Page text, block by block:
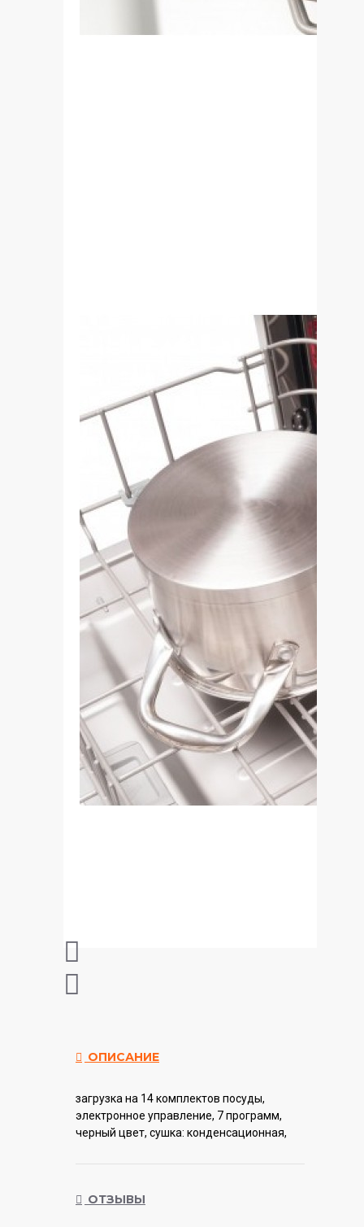
ОПИСАНИЕ
загрузка на 14 комплектов посуды,
электронное управление, 7 программ,
черный цвет, сушка: конденсационная,
Гарантия:12 мес.
ОТЗЫВЫ